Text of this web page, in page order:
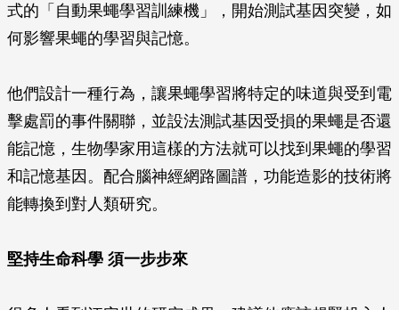
式的「自動果蠅學習訓練機」，開始測試基因突變，如
何影響果蠅的學習與記憶。
他們設計一種行為，讓果蠅學習將特定的味道與受到電
擊處罰的事件關聯，並設法測試基因受損的果蠅是否還
能記憶，生物學家用這樣的方法就可以找到果蠅的學習
和記憶基因。配合腦神經網路圖譜，功能造影的技術將
能轉換到對人類研究。
堅持生命科學 須一步步來